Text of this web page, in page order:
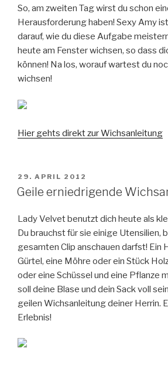
So, am zweiten Tag wirst du schon
Herausforderung haben! Sexy Amy
darauf, wie du diese Aufgabe
heute am Fenster wichsen, so dass
können! Na los, worauf wartest du
wichsen!
Hier gehts direkt zur Wichsanleitung
VERÖFFENTLICHT
AM
29. APRIL 2012
Geile erniedrigende
Lady Velvet benutzt dich heute als
Du brauchst für sie einige Utensilien,
gesamten Clip anschauen darfst! Ein
Gürtel, eine Möhre oder ein Stück
oder eine Schüssel und eine Pflanze
soll deine Blase und dein Sack voll
geilen Wichsanleitung deiner Herrin.
Erlebnis!